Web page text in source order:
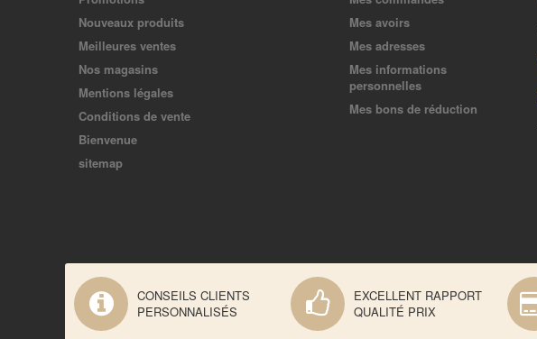
Nouveaux produits
Meilleures ventes
Nos magasins
Mentions légales
Conditions de vente
Bienvenue
sitemap
Mes avoirs
Mes adresses
Mes informations
personnelles
Mes bons de réduction
CONSEILS CLIENTS
PERSONNALISÉS
EXCELLENT RAPPORT
QUALITÉ PRIX